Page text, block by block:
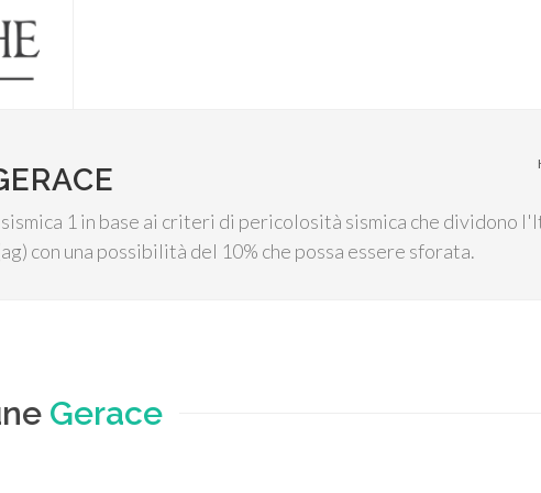
1 in base ai criteri di pericolosità sismica che dividono
con una possibilità del 10% che possa essere sforata.
Gerace